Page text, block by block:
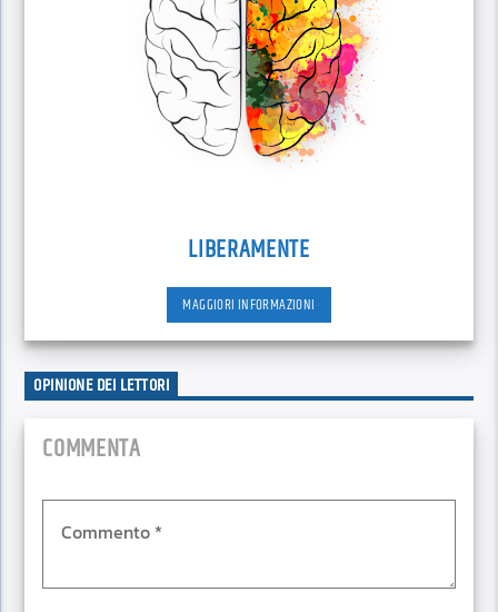
LIBERAMENTE
MAGGIORI INFORMAZIONI
OPINIONE DEI LETTORI
COMMENTA